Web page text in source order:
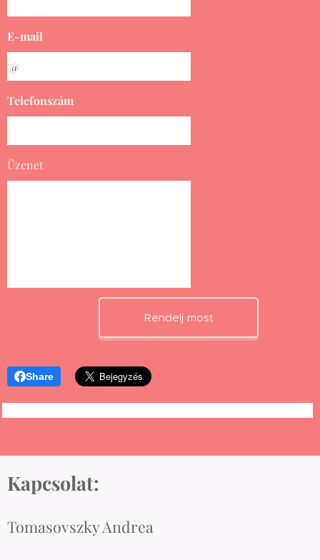
E-mail
Telefonszám
Üzenet
Rendelj most
Share
Kapcsolat:
Tomasovszky Andrea